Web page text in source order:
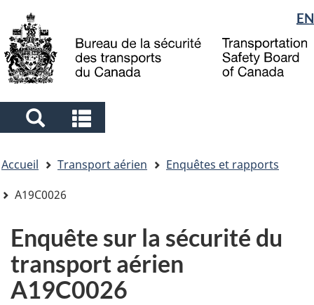
to
main
to
"About
government"
à
la
Sélection
de
la
langue
EN
Search
and
menus
and
menus
êtes
ici
Accueil Transport aérien
Enquêtes et rapports
A19C0026
Enquête sur la sécurité du
transport aérien
A19C0026